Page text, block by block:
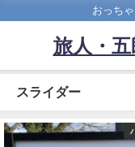
おっち
旅人・
スライダー